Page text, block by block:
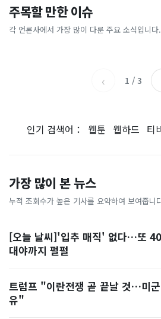
주목할 만한 이슈
각 언론사에서 가장 많이 다룬 주요 소식입니다.
이 대통령 사관학교 통합 발언
에…“서울대 법대·충암고도
없애나”
채널A
라
총리 영상에 "대체 뭐냐" 발
칵‥日 배우도 "미친 짓"
실
‹ 1 / 3
인기 검색어： 웹툰 웹하드 티
가장 많이 본 뉴스
누적 조회수가 높은 기사를 요약하여 보여줍니
[오늘 날씨]'입추 매직' 없다…또
대야까지 펄펄
트럼프 "이란전쟁 곧 끝날 것…미
유"